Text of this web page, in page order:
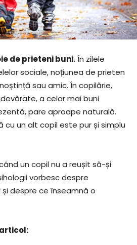
de prieteni buni.În zilele
sociale, noțiunea de prieten
sau amic. În copilărie,
a celor mai buni
pare aproape naturală.
cu un alt copil este pur și simplu
un copil nu a reușit să-și
vorbesc despre
despre ce înseamnă o